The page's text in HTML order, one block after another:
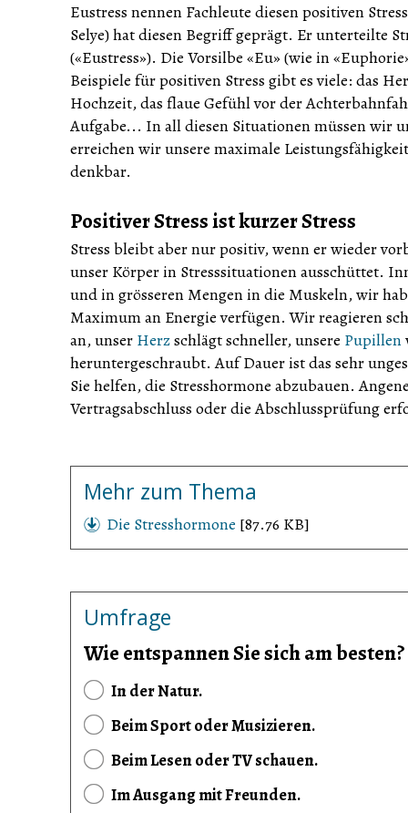
Eustress nennen Fachleute diesen positiven
Selye) hat diesen Begriff geprägt. Er unterteilte
(«Eustress»). Die Vorsilbe «Eu» (wie in
Beispiele für positiven Stress gibt es viele: das
Hochzeit, das flaue Gefühl vor der
Aufgabe... In all diesen Situationen müssen wir
erreichen wir unsere maximale
denkbar.
Positiver Stress ist kurzer Stress
Stress bleibt aber nur positiv, wenn er wieder
unser Körper in Stresssituationen ausschüttet.
und in grösseren Mengen in die Muskeln, wir
Maximum an Energie verfügen. Wir reagieren
an, unser Herzschlägt schneller, unsere Pupillen
heruntergeschraubt. Auf Dauer ist das sehr
Sie helfen, die Stresshormone abzubauen.
Vertragsabschluss oder die Abschlussprüfung
Mehr zum Thema
Die Stresshormone [87.76 KB]
Umfrage
Wie entspannen Sie sich am besten?
In der Natur.
Beim Sport oder Musizieren.
Beim Lesen oder TV schauen.
Im Ausgang mit Freunden.